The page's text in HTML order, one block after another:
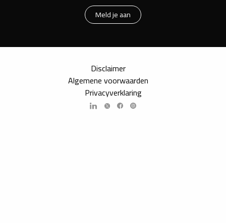
Meld je aan
Disclaimer
Algemene voorwaarden
Privacyverklaring